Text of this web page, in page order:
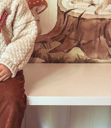
95,00 Kr